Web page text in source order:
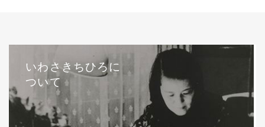
いわさきちひろに
ついて